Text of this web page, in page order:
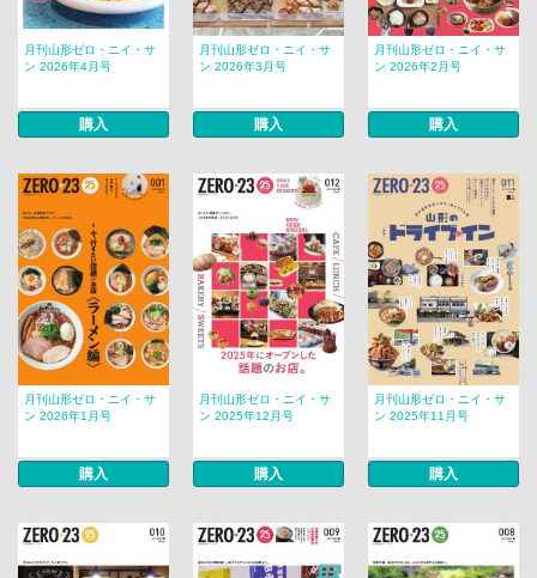
月刊山形ゼロ・ニイ・サ
ン 2026年4月号
購入
月刊山形ゼロ・ニイ・サ
ン 2026年3月号
購入
月刊山形ゼロ・ニイ・サ
ン 2026年2月号
購入
月刊山形ゼロ・ニイ・サ
ン 2026年1月号
購入
月刊山形ゼロ・ニイ・サ
ン 2025年12月号
購入
月刊山形ゼロ・ニイ・サ
ン 2025年11月号
購入